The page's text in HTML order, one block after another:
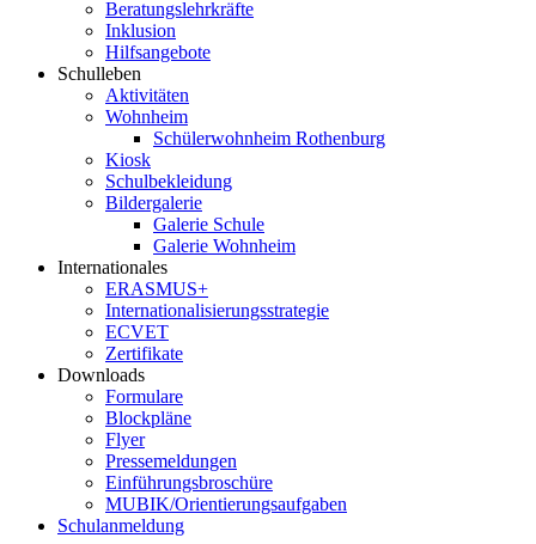
Beratungslehrkräfte
Inklusion
Hilfsangebote
Schulleben
Aktivitäten
Wohnheim
Schülerwohnheim Rothenburg
Kiosk
Schulbekleidung
Bildergalerie
Galerie Schule
Galerie Wohnheim
Internationales
ERASMUS+
Internationalisierungsstrategie
ECVET
Zertifikate
Downloads
Formulare
Blockpläne
Flyer
Pressemeldungen
Einführungsbroschüre
MUBIK/Orientierungsaufgaben
Schulanmeldung